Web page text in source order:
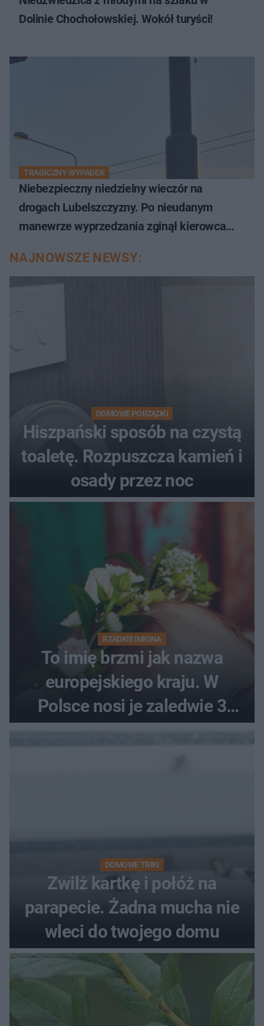
Dolinie Chochołowskiej. Wokół turyści!
TRAGICZNY WYPADEK
Niebezpieczny niedzielny wieczór na
drogach Lubelszczyzny. Po nieudanym
manewrze wyprzedzania zginął kierowca
NAJNOWSZE NEWSY:
DOMOWE PORZĄDKI
Hiszpański sposób na czystą
toaletę. Rozpuszcza kamień i
osady przez noc
RZADKIE IMIONA
To imię brzmi jak nazwa
europejskiego kraju. W
Polsce nosi je zaledwie 3
kobiety
DOMOWE TRIKI
Zwilż kartkę i połóż na
parapecie. Żadna mucha nie
wleci do twojego domu